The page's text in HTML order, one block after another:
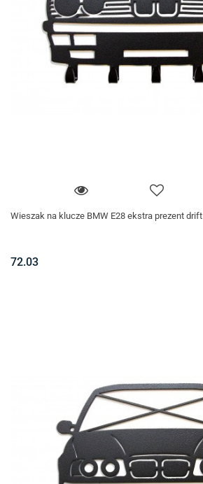
Wieszak na klucze BMW E28 ekstra prezent drift
72.03